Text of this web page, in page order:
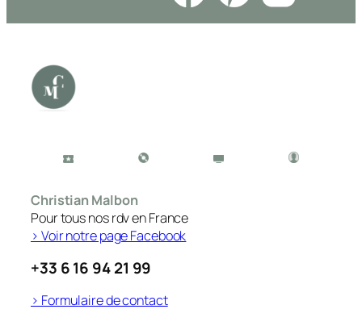
Christian Malbon
Pour tous nos rdv en France
> Voir notre page Facebook
+33 6 16 94 21 99
> Formulaire de contact